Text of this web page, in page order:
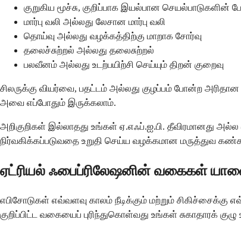
குறுகிய மூச்சு, குறிப்பாக இயல்பான செயல்பாடுகளின்
மார்பு வலி அல்லது லேசான மார்பு வலி
தொய்வு அல்லது வழக்கத்திற்கு மாறாக சோர்வு
தலைச்சுற்றல் அல்லது தலைசுற்றல்
பலவீனம் அல்லது உடற்பயிற்சி செய்யும் திறன் குறைவு
சிலருக்கு வியர்வை, பதட்டம் அல்லது குழப்பம் போன்ற
அவை எப்போதும் இருக்கலாம்.
அறிகுறிகள் இல்லாதது உங்கள் ஏ.எஃப்.ஐ.பி. தீவிரமானது
நிர்வகிக்கப்படுவதை உறுதி செய்ய வழக்கமான மருத்துவ
ஏட்ரியல் ஃபைப்ரிலேஷனின் வகைகள்
எபிசோடுகள் எவ்வளவு காலம் நீடிக்கும் மற்றும்
குறிப்பிட்ட வகையைப் புரிந்துகொள்வது உங்கள் சுகாதாரக்